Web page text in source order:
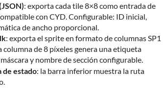
: exporta cada tile 8×8 como entrada de
con CYD. Configurable: ID inicial,
de ancho proporcional.
: exporta el sprite en formato de columnas SP1
de 8 píxeles genera una etiqueta
y nombre de sección configurable.
de estado: la barra inferior muestra la ruta